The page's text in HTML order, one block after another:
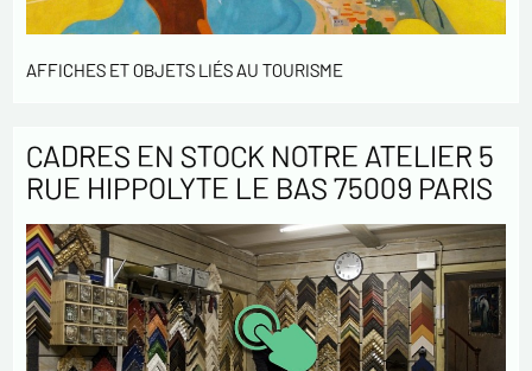
AFFICHES ET OBJETS LIÉS AU TOURISME
CADRES EN STOCK NOTRE ATELIER 5
RUE HIPPOLYTE LE BAS 75009 PARIS